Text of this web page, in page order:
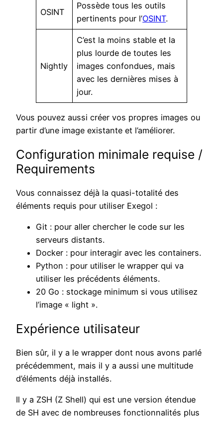
OSINT
Possède tous les outils
pertinents pour l’OSINT.
Nightly
C’est la moins stable et la
plus lourde de toutes les
images confondues, mais
avec les dernières mises à
jour.
Vous pouvez aussi créer vos propres images ou
partir d’une image existante et l’améliorer.
Configuration minimale requise /
Requirements
Vous connaissez déjà la quasi-totalité des
éléments requis pour utiliser Exegol :
Git : pour aller chercher le code sur les
serveurs distants.
Docker : pour interagir avec les containers.
Python : pour utiliser le wrapper qui va
utiliser les précédents éléments.
20 Go : stockage minimum si vous utilisez
l’image « light ».
Expérience utilisateur
Bien sûr, il y a le wrapper dont nous avons parlé
précédemment, mais il y a aussi une multitude
d’éléments déjà installés.
Il y a ZSH (Z Shell) qui est une version étendue
de SH avec de nombreuses fonctionnalités plus